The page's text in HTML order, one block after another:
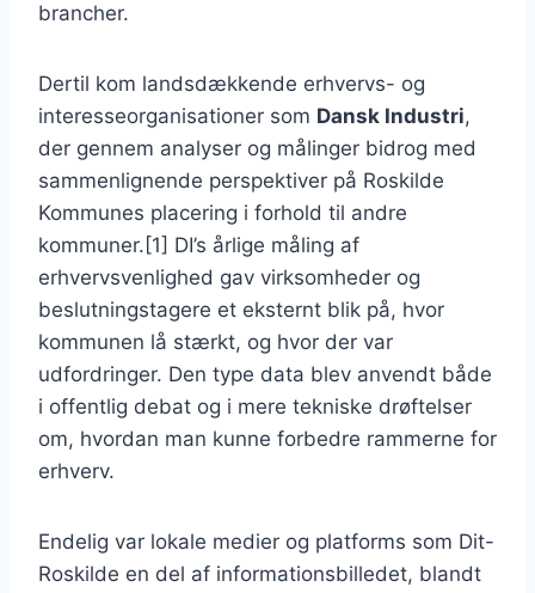
brancher.
Dertil kom landsdækkende erhvervs- og
interesseorganisationer som Dansk Industri,
der gennem analyser og målinger bidrog med
sammenlignende perspektiver på Roskilde
Kommunes placering i forhold til andre
kommuner.[1] DI’s årlige måling af
erhvervsvenlighed gav virksomheder og
beslutningstagere et eksternt blik på, hvor
kommunen lå stærkt, og hvor der var
udfordringer. Den type data blev anvendt både
i offentlig debat og i mere tekniske drøftelser
om, hvordan man kunne forbedre rammerne for
erhverv.
Endelig var lokale medier og platforms som Dit-
Roskilde en del af informationsbilledet, blandt